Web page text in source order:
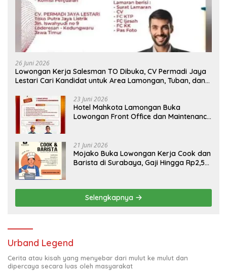
26 Juni 2026
Lowongan Kerja Salesman TO Dibuka, CV Permadi Jaya
Lestari Cari Kandidat untuk Area Lamongan, Tuban, dan
23 Juni 2026
Hotel Mahkota Lamongan Buka
Lowongan Front Office dan Maintenance
21 Juni 2026
Mojako Buka Lowongan Kerja Cook dan
Barista di Surabaya, Gaji Hingga Rp2,5
Selengkapnya
Urband Legend
Cerita atau kisah yang menyebar dari mulut ke mulut dan
dipercaya secara luas oleh masyarakat